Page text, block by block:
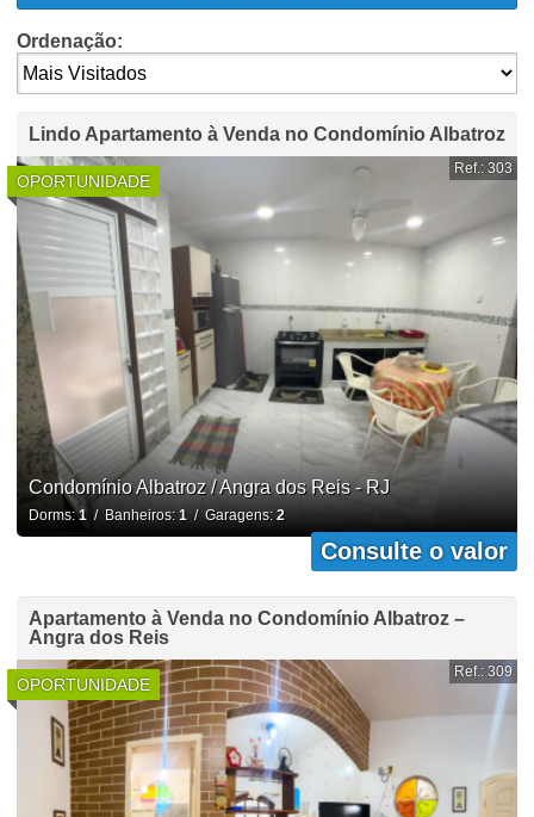
Ordenação:
Lindo Apartamento à Venda no Condomínio Albatroz
OPORTUNIDADE
Ref.: 303
Condomínio Albatroz / Angra dos Reis - RJ
Dorms:1/ Banheiros: 1/ Garagens: 2
Consulte o valor
Apartamento à Venda no Condomínio Albatroz –
Angra dos Reis
OPORTUNIDADE
Ref.: 309